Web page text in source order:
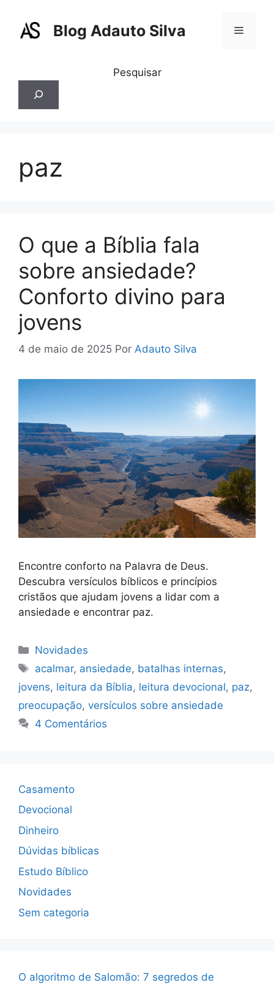
Blog Adauto Silva Menu
Pesquisar
paz
O que a Bíblia fala
sobre ansiedade?
Conforto divino para
jovens
4 de maio de 2025 Por Adauto Silva
Encontre conforto na Palavra de Deus.
Descubra versículos bíblicos e princípios
cristãos que ajudam jovens a lidar com a
ansiedade e encontrar paz.
Categorias
Novidades
Tags
acalmar, ansiedade, batalhas internas,
jovens, leitura da Bíblia, leitura devocional, paz,
preocupação, versículos sobre ansiedade
4 Comentários
Casamento
Devocional
Dinheiro
Dúvidas bíblicas
Estudo Bíblico
Novidades
Sem categoria
O algoritmo de Salomão: 7 segredos de